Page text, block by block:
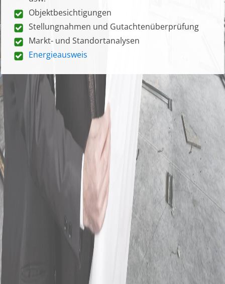
Objektbesichtigungen
Stellungnahmen und Gutachtenüberprüfung
Markt- und Standortanalysen
Energieausweis